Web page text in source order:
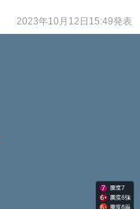
2023年10月12日15:49発表